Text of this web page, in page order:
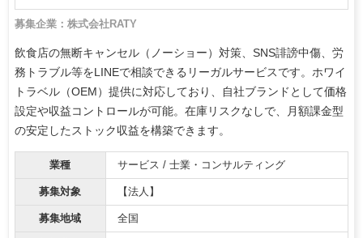
募集企業：株式会社RATY
飲食店の無断キャンセル（ノーショー）対策、SNS誹謗中傷、労
務トラブル等をLINEで相談できるリーガルサービスです。ホワイ
トラベル（OEM）提供に対応しており、自社ブランドとして価格
設定や収益コントロールが可能。在庫リスクなしで、月額課金型
の安定したストック収益を構築できます。
業種 サービス / 士業・コンサルティング
募集対象 【法人】
募集地域 全国